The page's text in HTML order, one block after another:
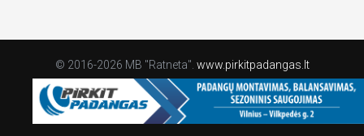
© 2016-2026 MB "Ratneta". www.pirkitpadangas.lt